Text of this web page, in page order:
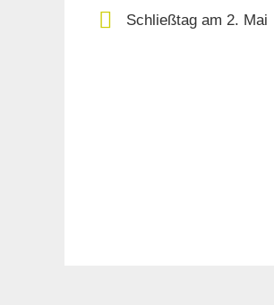
Schließtag am 2. Mai